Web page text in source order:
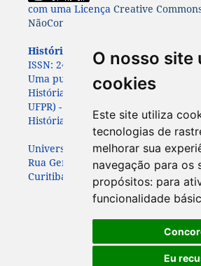
O nosso site
cookies
Este site utiliza
tecnologias de
melhorar sua
navegação para os
propósitos: para
funcionalidade
Eu
com uma Licença Creative
NãoComercial-CompartilhaIgual 4.0
História: Questões & Debates.
ISSN: 2447-8261.
Uma publicação do Programa de
História da Universidade Federal do
UFPR) - com apoio da
História (APAH)
Universidade Federal do Paraná
Rua General Carneiro, 460, 7º andar
Curitiba – Paraná – Brasil - CEP: